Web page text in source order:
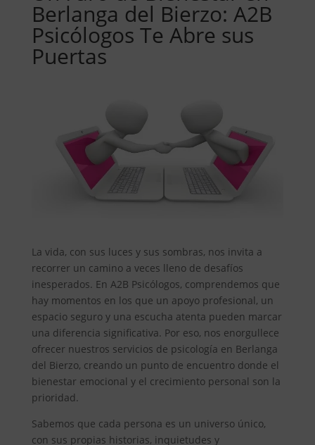
Berlanga del Bierzo: A2B
Psicólogos Te Abre sus
Puertas
La vida, con sus luces y sus sombras, nos invita a
recorrer un camino a veces lleno de desafíos
inesperados. En A2B Psicólogos, comprendemos que
hay momentos en los que un apoyo profesional, un
espacio seguro y una escucha atenta pueden marcar
una diferencia significativa. Por eso, nos enorgullece
ofrecer nuestros servicios de psicología en Berlanga
del Bierzo, creando un punto de encuentro donde el
bienestar emocional y el crecimiento personal son la
prioridad.
Sabemos que cada persona es un universo único,
con sus propias historias, inquietudes y